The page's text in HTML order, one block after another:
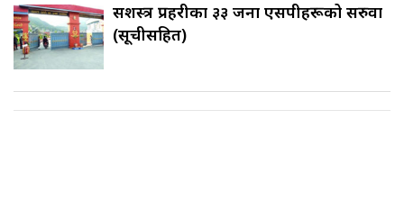
सशस्त्र प्रहरीका ३३ जना एसपीहरूको सरुवा
(सूचीसहित)